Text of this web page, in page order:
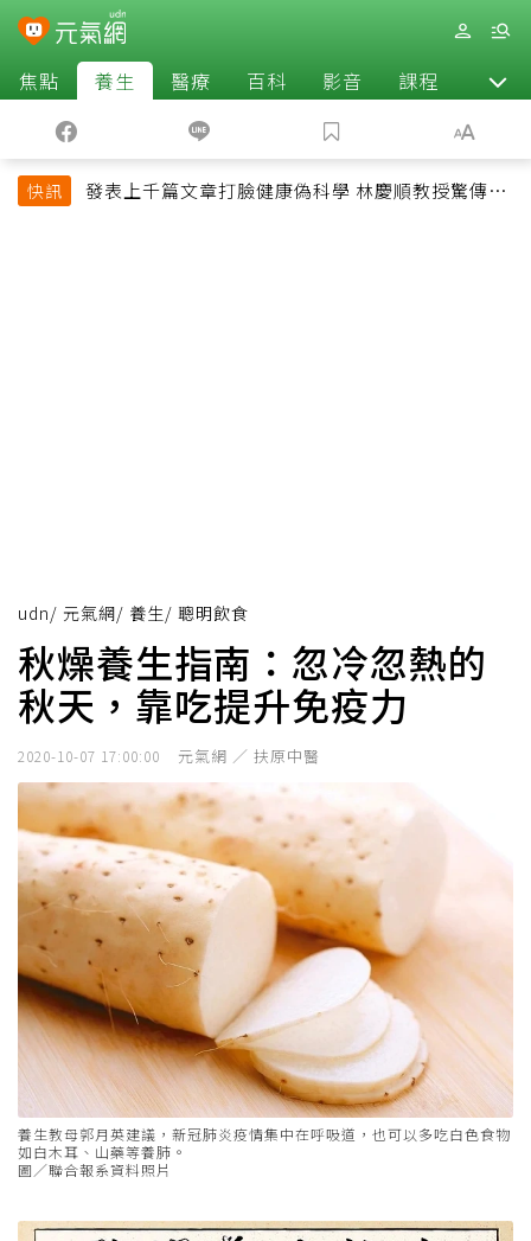
焦點 養生 醫療 百科 影音 課程 退休
快訊
發表上千篇文章打臉健康偽科學 林慶順教授驚傳意
udn/ 元氣網/ 養生/ 聰明飲食
秋燥養生指南：忽冷忽熱的
秋天，靠吃提升免疫力
2020-10-07 17:00:00 元氣網 ／ 扶原中醫
養生教母郭月英建議，新冠肺炎疫情集中在呼吸道，也可以多吃白色食物
如白木耳、山藥等養肺。
圖／聯合報系資料照片